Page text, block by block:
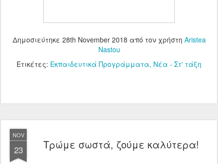
Δημοσιεύτηκε 28th November 2018 από τον χρήστη Aristea
Nastou
Ετικέτες: Εκπαιδευτικά Προγράμματα Νέα - Στ' τάξη
NOV
23 Τρώμε σωστά, ζούμε καλύτερα!